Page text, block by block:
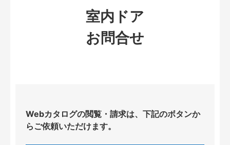
室内ドア
お問合せ
Webカタログの閲覧・請求は、下記のボタンか
らご依頼いただけます。